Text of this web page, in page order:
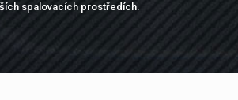
spalovacích prostředích.